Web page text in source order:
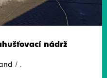
nádrž
/ .